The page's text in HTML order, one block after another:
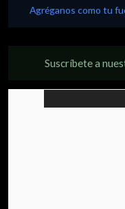
Agréganos como tu
Suscríbete a